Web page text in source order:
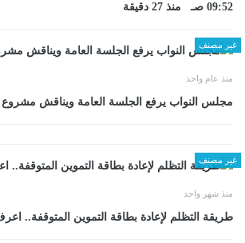
09:52 صـ منذ 27 دقيقة
غير مصنف
منذ عام واحد
مجلس النواب يرفع الجلسة العامة ويناقش مشروع
غير مصنف
منذ شهر واحد
طريقة التظلم لإعادة بطاقة التموين المتوقفة..